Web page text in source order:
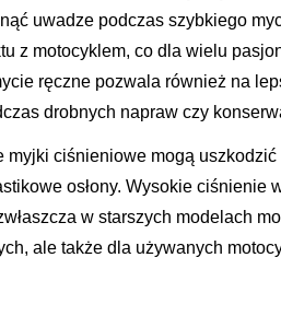
uwadze podczas szybkiego
z motocyklem, co dla wielu
ręczne pozwala również na
drobnych napraw czy
myjki ciśnieniowe mogą
osłony. Wysokie ciśnienie
w starszych modelach
ale także dla używanych